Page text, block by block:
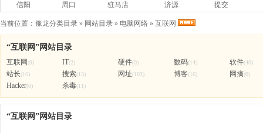
信阳
周口 驻马店 济源 提交
当前位置： 豫龙分类目录 » 网站目录 » 电脑网络 » 互联网
“互联网”网站目录
互联网(9) IT(2) 硬件(0) 数码(14) 软件(40)
站长(16) 搜索(13) 网址(103) 博客(16) 网摘(0)
Hacker(0) 杀毒(11)
“互联网”网站目录